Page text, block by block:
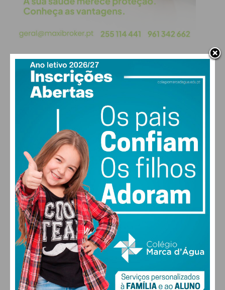
PAÇOS DE FERREIRA
°
71% humidade
vento: 1m/s O
MAX 21 • MIN 21
22°
SEX
28
SÁB
27°
DOM
29 °
SEG
ALTERAR